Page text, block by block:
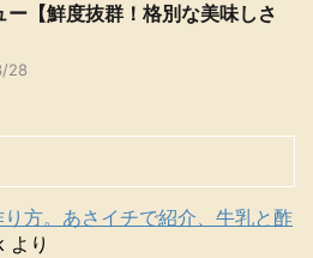
ー【鮮度抜群！格別な美味しさ
28
方。あさイチで紹介、牛乳と酢
より